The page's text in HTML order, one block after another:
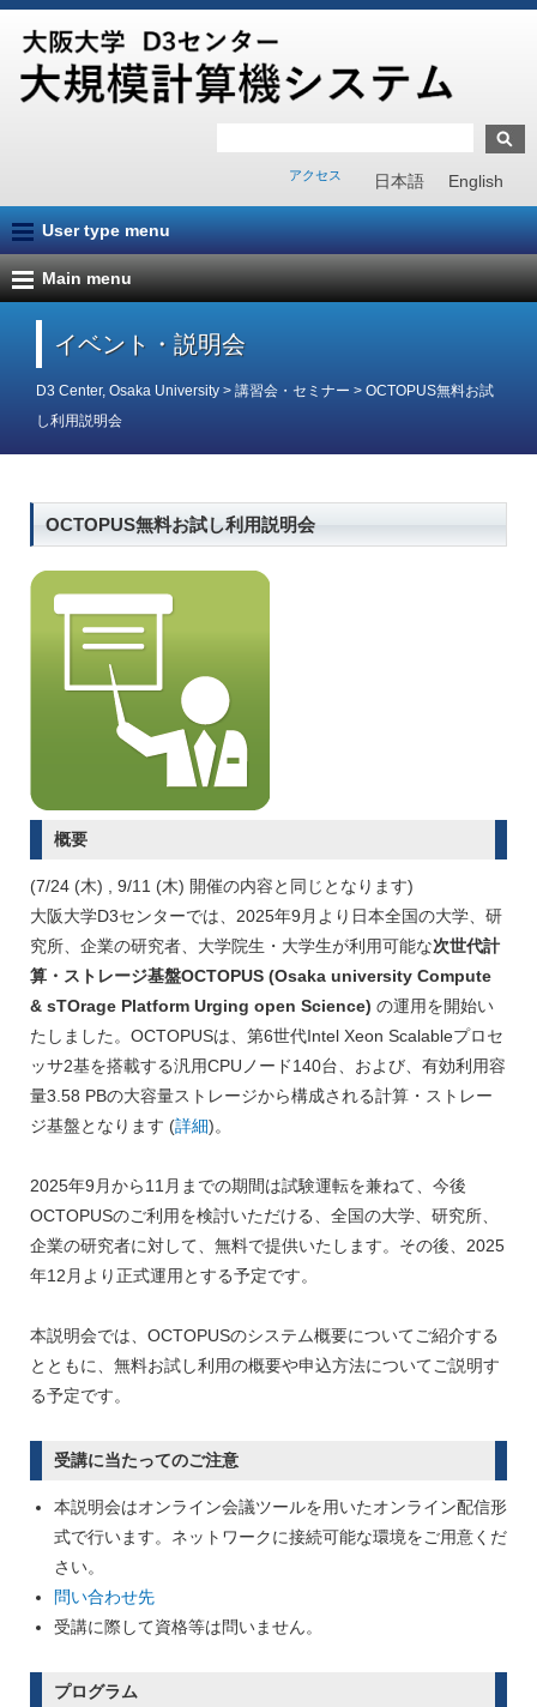
日本語 English
アクセス
User type menu
Main menu
イベント・説明会
D3 Center, Osaka University > 講習会・セミナー > OCTOPUS無料お試
し利用説明会
OCTOPUS無料お試し利用説明会
概要
(7/24 (木) , 9/11 (木) 開催の内容と同じとなります)
大阪大学D3センターでは、2025年9月より日本全国の大学、研
究所、企業の研究者、大学院生・大学生が利用可能な次世代計
算・ストレージ基盤OCTOPUS (Osaka university Compute
& sTOrage Platform Urging open Science) の運用を開始い
たしました。OCTOPUSは、第6世代Intel Xeon Scalableプロセ
ッサ2基を搭載する汎用CPUノード140台、および、有効利用容
量3.58 PBの大容量ストレージから構成される計算・ストレー
ジ基盤となります (詳細)。
2025年9月から11月までの期間は試験運転を兼ねて、今後
OCTOPUSのご利用を検討いただける、全国の大学、研究所、
企業の研究者に対して、無料で提供いたします。その後、2025
年12月より正式運用とする予定です。
本説明会では、OCTOPUSのシステム概要についてご紹介する
とともに、無料お試し利用の概要や申込方法についてご説明す
る予定です。
受講に当たってのご注意
本説明会はオンライン会議ツールを用いたオンライン配信形
式で行います。ネットワークに接続可能な環境をご用意くだ
さい。
問い合わせ先
受講に際して資格等は問いません。
プログラム